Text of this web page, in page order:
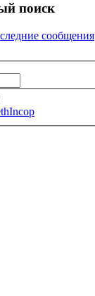
поиск
сообщения